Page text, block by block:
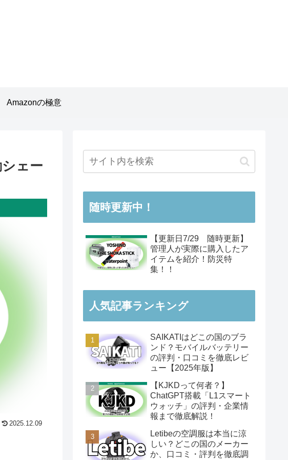
Amazonの極意
ェー
2025.12.09
随時更新中！
【更新日7/29 随時更新】
管理人が実際に購入したア
イテムを紹介！防災特
集！！
人気記事ランキング
SAIKATIはどこの国のブラ
ンド？モバイルバッテリー
の評判・口コミを徹底レビ
ュー【2025年版】
【KJKDって何者？】
ChatGPT搭載「L1スマート
ウォッチ」の評判・企業情
報まで徹底解説！
Letibeの空調服は本当に涼
しい？どこの国のメーカー
か、口コミ・評判を徹底調